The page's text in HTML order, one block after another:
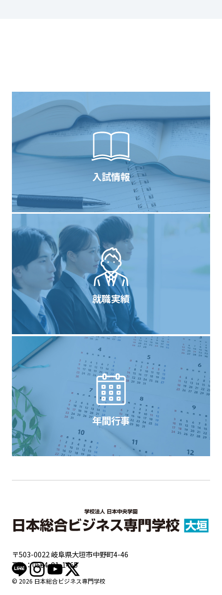
入試情報
就職実績
年間行事
〒503-0022 岐阜県大垣市中野町4-46
TEL：0584-81-1465
© 2026 日本総合ビジネス専門学校